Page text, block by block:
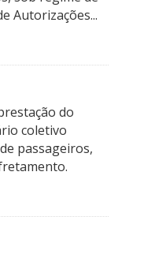
Autorizações...
do
coletivo
passageiros,